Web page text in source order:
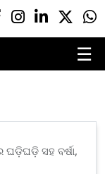
☰
ଘଡ଼ିଘଡ଼ି ସହ ବର୍ଷା,